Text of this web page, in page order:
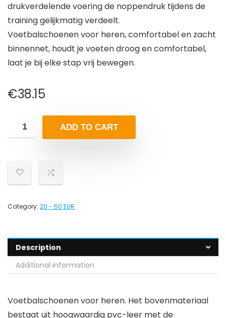
drukverdelende voering de noppendruk tijdens de
training gelijkmatig verdeelt.
Voetbalschoenen voor heren, comfortabel en zacht
binnennet, houdt je voeten droog en comfortabel,
laat je bij elke stap vrij bewegen.
€38.15
ADD TO CART
Category: 20 - 50 EUR
Description
Additional information
Voetbalschoenen voor heren. Het bovenmateriaal
bestaat uit hoogwaardig pvc-leer met de